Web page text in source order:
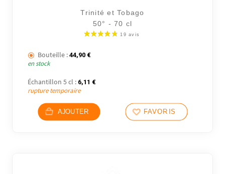
Trinité et Tobago
50° - 70 cl
Bouteille : 44,90 €
en stock
Échantillon 5 cl : 6,11 €
rupture temporaire
AJOUTER FAVORIS